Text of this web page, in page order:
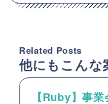
Related Posts
他にもこんな
【Ruby】事